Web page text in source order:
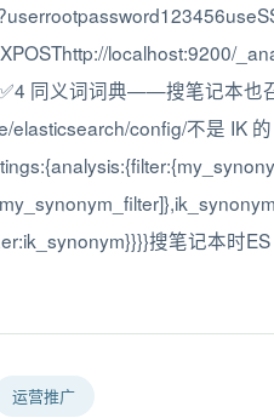
localhost:9200/
同义词词典——搜笔记本也
elasticsearch/config/不是 IK
搜笔记本时
运营推广